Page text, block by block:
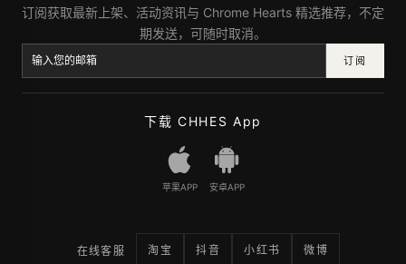
订阅获取最新上架、活动资讯与 Chrome Hearts 精选推荐，不定
期发送，可随时取消。
订阅
下载 CHHES App
苹果APP 安卓APP
在线客服 淘宝 抖音 小红书 微博